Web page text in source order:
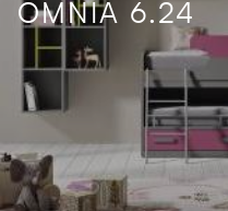
OMNIA 6.24